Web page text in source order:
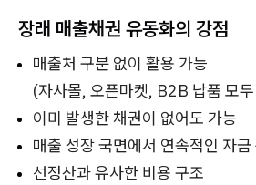
장래 매출채권 유동화의 강점
매출처 구분 없이 활용 가능
(자사몰, 오픈마켓, B2B 납품 모
이미 발생한 채권이 없어도 가능
매출 성장 국면에서 연속적인 자금
선정산과 유사한 비용 구조